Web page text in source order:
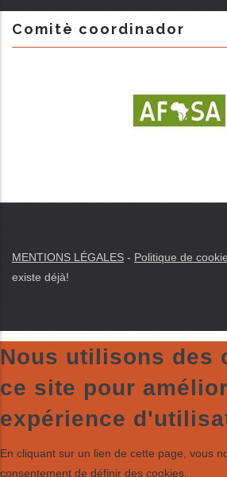
Comitè coordinador
MENTIONS LÉGALES - Politique de cookie
existe déjà!
Nous utilisons des
ce site pour
expérience
En cliquant sur un lien de cette page, vous
consentement de définir des cookies.